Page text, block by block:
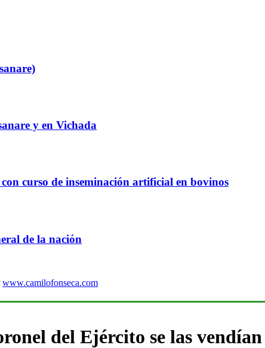
y en Vichada
curso de inseminación artificial en bovinos
de la nación
www.camilofonseca.com
del Ejército se las